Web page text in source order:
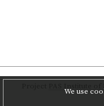
We use
PAS Institute